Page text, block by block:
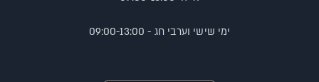
ימי שישי וערבי חג - 09:00-13:00